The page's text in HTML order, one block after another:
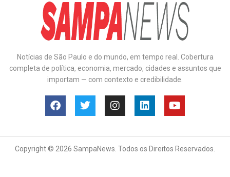
Notícias de São Paulo e do mundo, em tempo real. Cobertura
completa de política, economia, mercado, cidades e assuntos que
importam — com contexto e credibilidade.
Copyright © 2026 SampaNews. Todos os Direitos Reservados.